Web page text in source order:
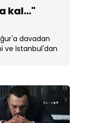
kal..."
davadan
ve İstanbul'dan